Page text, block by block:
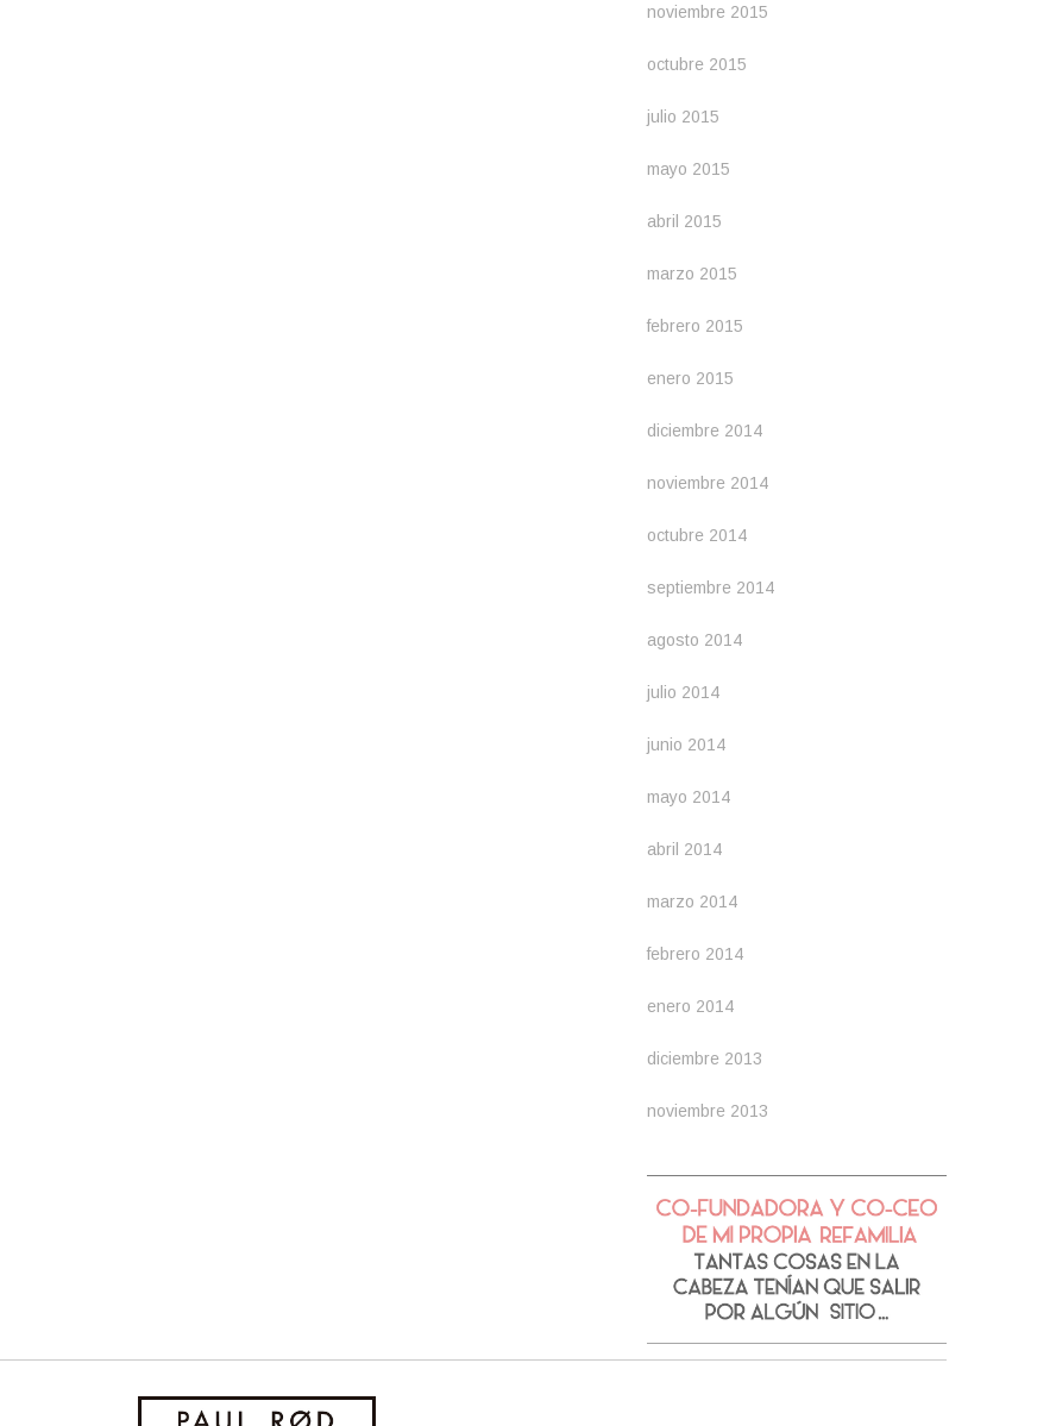
noviembre 2015
octubre 2015
julio 2015
mayo 2015
abril 2015
marzo 2015
febrero 2015
enero 2015
diciembre 2014
noviembre 2014
octubre 2014
septiembre 2014
agosto 2014
julio 2014
junio 2014
mayo 2014
abril 2014
marzo 2014
febrero 2014
enero 2014
diciembre 2013
noviembre 2013